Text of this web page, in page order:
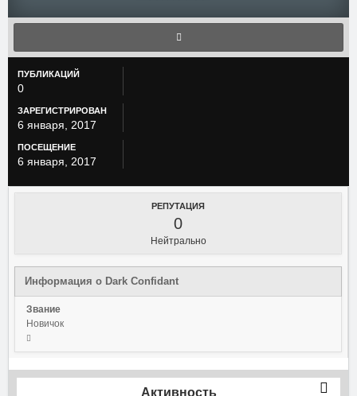
ПУБЛИКАЦИЙ
0
ЗАРЕГИСТРИРОВАН
6 января, 2017
ПОСЕЩЕНИЕ
6 января, 2017
РЕПУТАЦИЯ
0
Нейтрально
Информация о Dark Confidant
Звание
Новичок
Активность